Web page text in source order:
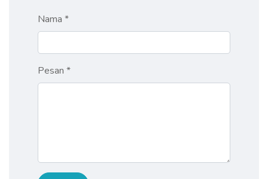
Nama *
Pesan *